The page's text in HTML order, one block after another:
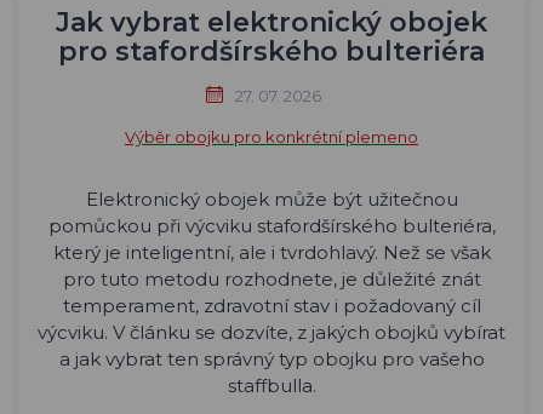
Jak vybrat elektronický obojek
pro stafordšírského bulteriéra
27. 07. 2026
Výběr obojku pro konkrétní plemeno
Elektronický obojek může být užitečnou
pomůckou při výcviku stafordšírského bulteriéra,
který je inteligentní, ale i tvrdohlavý. Než se však
pro tuto metodu rozhodnete, je důležité znát
temperament, zdravotní stav i požadovaný cíl
výcviku. V článku se dozvíte, z jakých obojků vybírat
a jak vybrat ten správný typ obojku pro vašeho
staffbulla.